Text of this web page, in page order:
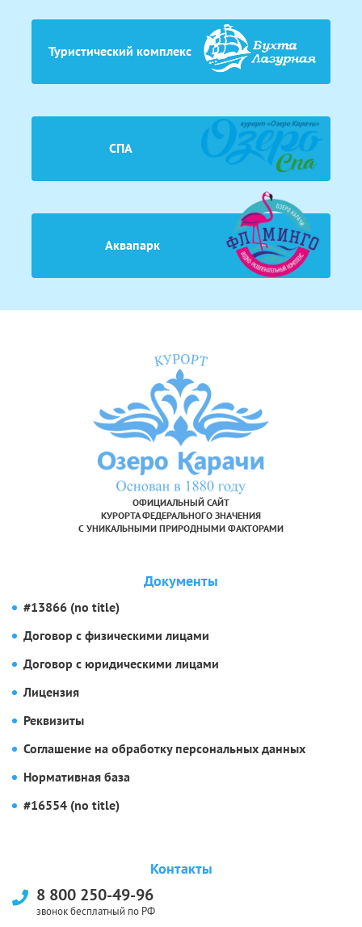
Туристический комплекс
СПА
Аквапарк
ОФИЦИАЛЬНЫЙ САЙТ
КУРОРТА ФЕДЕРАЛЬНОГО ЗНАЧЕНИЯ
С УНИКАЛЬНЫМИ ПРИРОДНЫМИ ФАКТОРАМИ
Документы
#13866 (no title)
Договор с физическими лицами
Договор с юридическими лицами
Лицензия
Реквизиты
Соглашение на обработку персональных данных
Нормативная база
#16554 (no title)
Контакты
8 800 250-49-96
звонок бесплатный по РФ